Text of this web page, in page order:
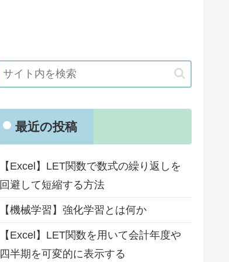
最近の投稿
【Excel】LET関数で数式の繰り返しを
回避して短縮する方法
【機械学習】強化学習とは何か
【Excel】LET関数を用いて会計年度や
四半期を可変的に表示する